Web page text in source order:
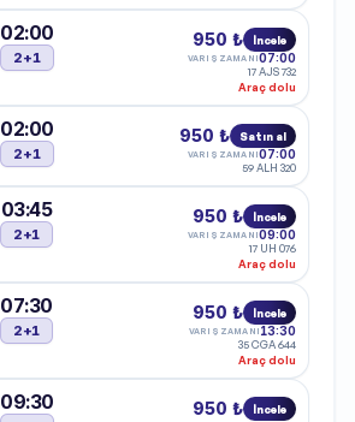
02:00
2+1
950 ₺ İncele
VARIŞ ZAMANI07:00
17 AJS 732
Araç dolu
02:00
2+1
950 ₺ Satın al
VARIŞ ZAMANI07:00
59 ALH 320
03:45
2+1
950 ₺ İncele
VARIŞ ZAMANI09:00
17 UH 076
Araç dolu
07:30
2+1
950 ₺ İncele
VARIŞ ZAMANI 13:30
35 CGA 644
Araç dolu
09:30 950 ₺ İncele